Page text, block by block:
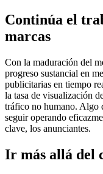
Continúa el
marcas
Con la maduración del
progreso sustancial en
publicitarias en tiempo
la tasa de visualización
tráfico no humano. Algo
seguir operando
clave, los anunciantes.
Ir más allá del